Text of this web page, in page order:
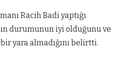
Racih Badi yaptığı
durumunun iyi olduğunu ve
yara almadığını belirtti.